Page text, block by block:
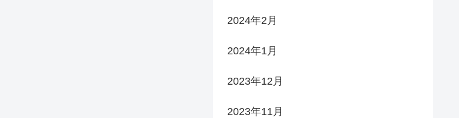
2024年2月
2024年1月
2023年12月
2023年11月